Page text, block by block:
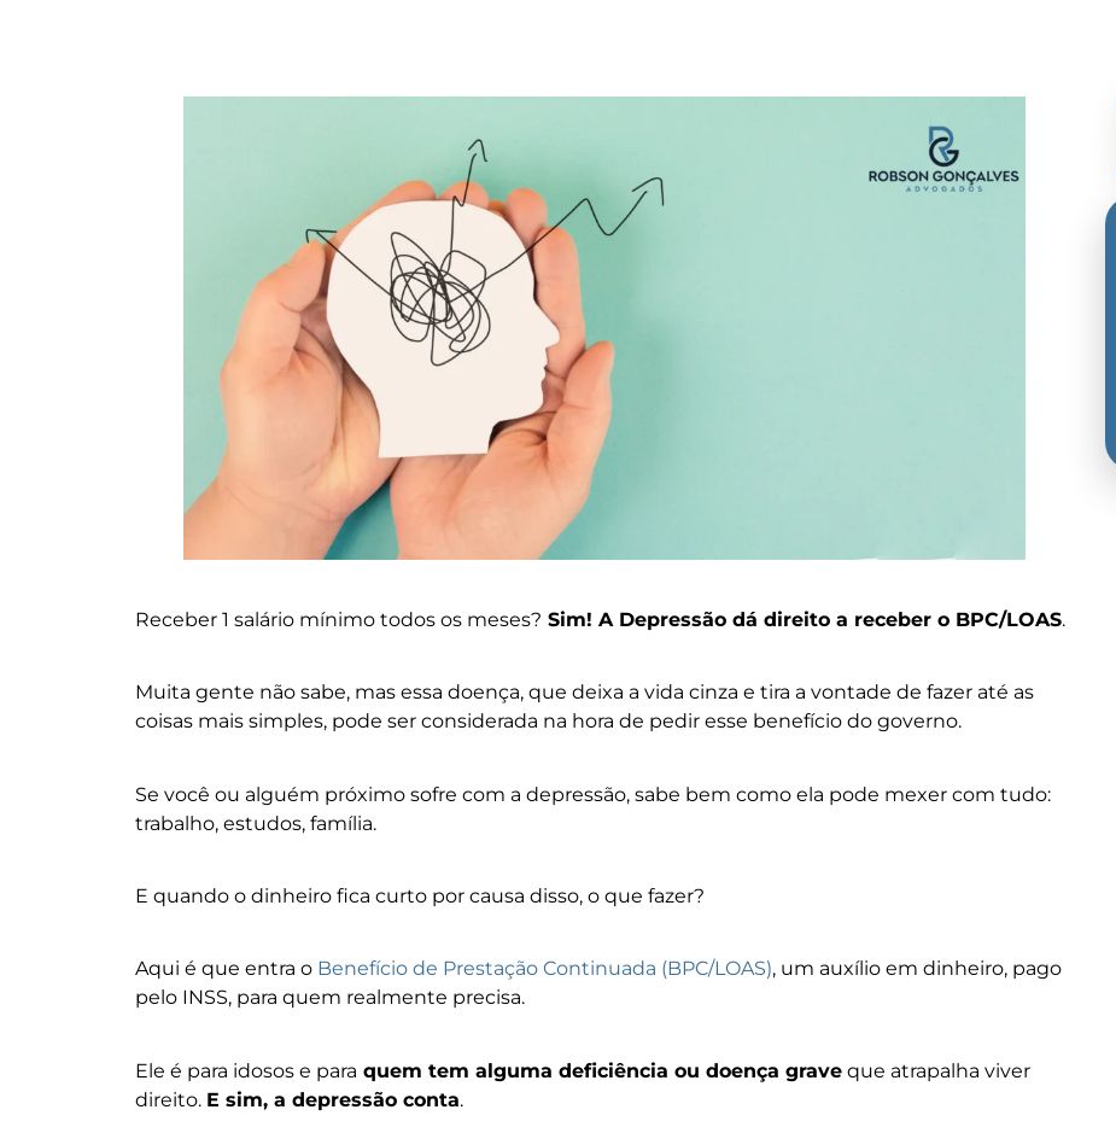
Receber 1 salário mínimo todos os meses? Sim! A Depressão dá direito a receber o BPC/LOAS.
Muita gente não sabe, mas essa doença, que deixa a vida cinza e tira a vontade de fazer até as
coisas mais simples, pode ser considerada na hora de pedir esse benefício do governo.
Se você ou alguém próximo sofre com a depressão, sabe bem como ela pode mexer com tudo:
trabalho, estudos, família.
E quando o dinheiro fica curto por causa disso, o que fazer?
Aqui é que entra o Benefício de Prestação Continuada (BPC/LOAS), um auxílio em dinheiro, pago
pelo INSS, para quem realmente precisa.
Ele é para idosos e para quem tem alguma deficiência ou doença grave que atrapalha viver
direito. E sim, a depressão conta.